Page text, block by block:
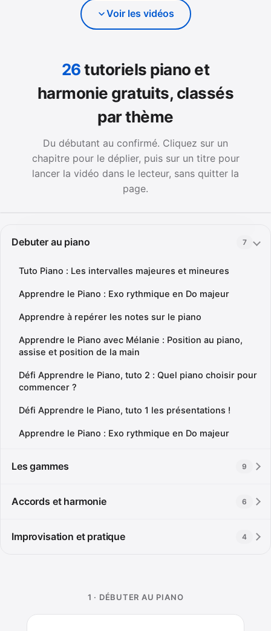
Voir les vidéos
26tutoriels piano et
harmonie gratuits, classés
par thème
Du débutant au confirmé. Cliquez sur un
chapitre pour le déplier, puis sur un titre pour
lancer la vidéo dans le lecteur, sans quitter la
page.
Debuter au piano 7
Tuto Piano : Les intervalles majeures et mineures
Apprendre le Piano : Exo rythmique en Do majeur
Apprendre à repérer les notes sur le piano
Apprendre le Piano avec Mélanie : Position au piano,
assise et position de la main
Défi Apprendre le Piano, tuto 2 : Quel piano choisir pour
commencer ?
Défi Apprendre le Piano, tuto 1 les présentations !
Apprendre le Piano : Exo rythmique en Do majeur
Les gammes 9
Accords et harmonie 6
Improvisation et pratique 4
1 · DÉBUTER AU PIANO